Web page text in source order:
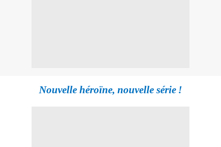
Nouvelle héroïne, nouvelle série !